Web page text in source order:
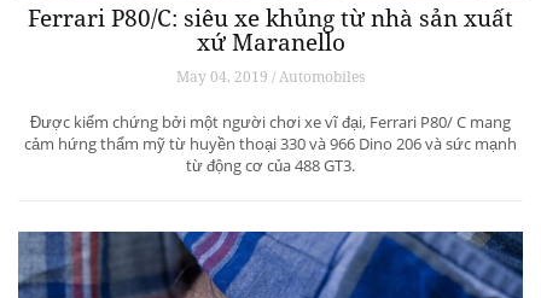
Ferrari P80/C: siêu xe khủng từ ​​nhà sản xuất
xứ Maranello
May 04, 2019 / Automobiles
Được kiểm chứng bởi một người chơi xe vĩ đại, Ferrari P80/ C mang
cảm hứng thẩm mỹ từ huyền thoại 330 và 966 Dino 206 và sức mạnh
từ động cơ của 488 GT3.